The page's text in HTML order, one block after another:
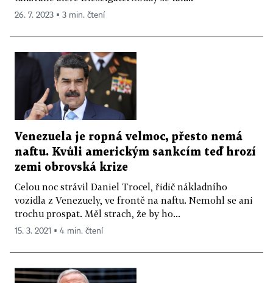
26. 7. 2023 ▪ 3 min. čtení
Venezuela je ropná velmoc, přesto nemá
naftu. Kvůli americkým sankcím teď hrozí
zemi obrovská krize
Celou noc strávil Daniel Trocel, řidič nákladního
vozidla z Venezuely, ve frontě na naftu. Nemohl se ani
trochu prospat. Měl strach, že by ho...
15. 3. 2021 ▪ 4 min. čtení